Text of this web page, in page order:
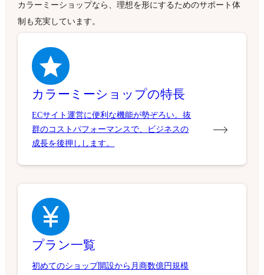
カラーミーショップなら、理想を形にするためのサポート体
制も充実しています。
カラーミーショップの特長
ECサイト運営に便利な機能が勢ぞろい。抜
群のコストパフォーマンスで、ビジネスの
成長を後押しします。
プラン一覧
初めてのショップ開設から月商数億円規模